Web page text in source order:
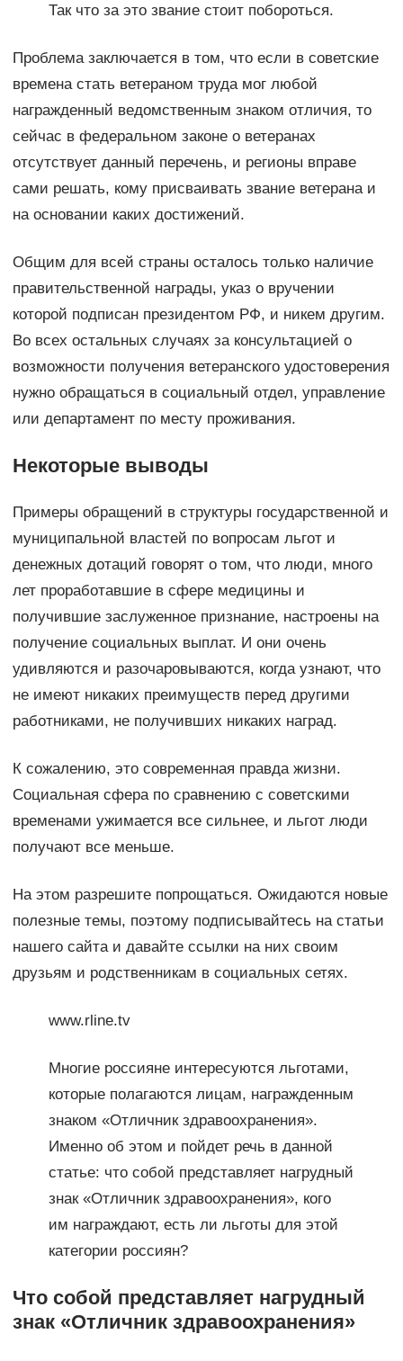
Так что за это звание стоит побороться.
Проблема заключается в том, что если в советские
времена стать ветераном труда мог любой
награжденный ведомственным знаком отличия, то
сейчас в федеральном законе о ветеранах
отсутствует данный перечень, и регионы вправе
сами решать, кому присваивать звание ветерана и
на основании каких достижений.
Общим для всей страны осталось только наличие
правительственной награды, указ о вручении
которой подписан президентом РФ, и никем другим.
Во всех остальных случаях за консультацией о
возможности получения ветеранского удостоверения
нужно обращаться в социальный отдел, управление
или департамент по месту проживания.
Некоторые выводы
Примеры обращений в структуры государственной и
муниципальной властей по вопросам льгот и
денежных дотаций говорят о том, что люди, много
лет проработавшие в сфере медицины и
получившие заслуженное признание, настроены на
получение социальных выплат. И они очень
удивляются и разочаровываются, когда узнают, что
не имеют никаких преимуществ перед другими
работниками, не получивших никаких наград.
К сожалению, это современная правда жизни.
Социальная сфера по сравнению с советскими
временами ужимается все сильнее, и льгот люди
получают все меньше.
На этом разрешите попрощаться. Ожидаются новые
полезные темы, поэтому подписывайтесь на статьи
нашего сайта и давайте ссылки на них своим
друзьям и родственникам в социальных сетях.
www.rline.tv
Многие россияне интересуются льготами,
которые полагаются лицам, награжденным
знаком «Отличник здравоохранения».
Именно об этом и пойдет речь в данной
статье: что собой представляет нагрудный
знак «Отличник здравоохранения», кого
им награждают, есть ли льготы для этой
категории россиян?
Что собой представляет нагрудный
знак «Отличник здравоохранения»